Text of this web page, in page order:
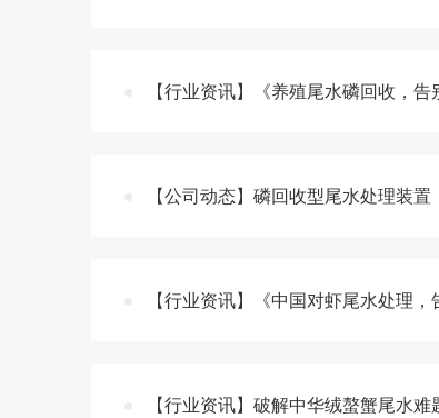
【行业资讯】《养殖尾水磷回收，
【公司动态】磷回收型尾水处理装
【行业资讯】《中国对虾尾水处理
【行业资讯】破解中华绒螯蟹尾水